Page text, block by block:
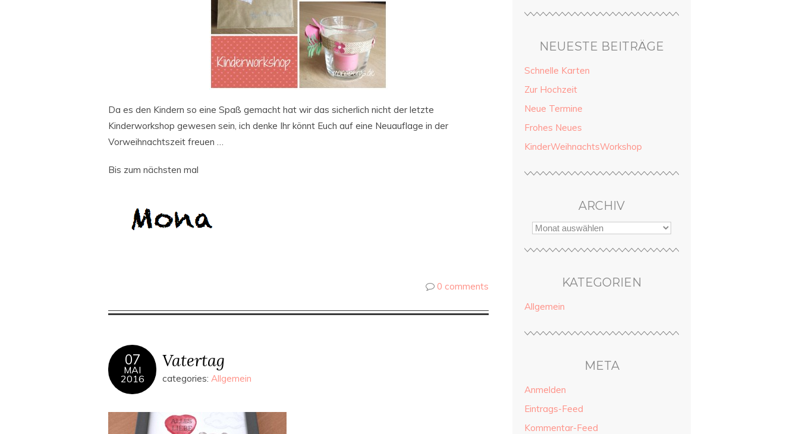
Da es den Kindern so eine Spaß gemacht hat wir das sicherlich nicht der letzte
Kinderworkshop gewesen sein, ich denke Ihr könnt Euch auf eine Neuauflage in der
Vorweihnachtszeit freuen …
Bis zum nächsten mal
0 comments
07
MAI
2016
Vatertag
categories: Allgemein
NEUESTE BEITRÄGE
Schnelle Karten
Zur Hochzeit
Neue Termine
Frohes Neues
KinderWeihnachtsWorkshop
ARCHIV
KATEGORIEN
Allgemein
META
Anmelden
Eintrags-Feed
Kommentar-Feed